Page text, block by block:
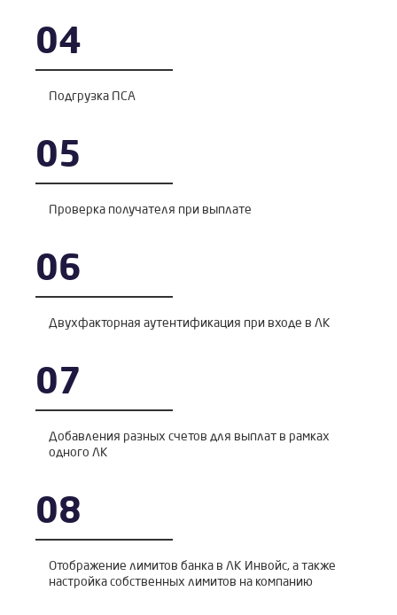
04
Подгрузка ПСА
05
Проверка получателя при выплате
06
Двухфакторная аутентификация при входе в ЛК
07
Добавления разных счетов для выплат в рамках
одного ЛК
08
Отображение лимитов банка в ЛК Инвойс, а также
настройка собственных лимитов на компанию